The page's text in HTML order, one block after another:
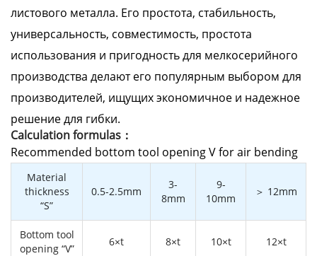
листового металла. Его простота, стабильность,
универсальность, совместимость, простота
использования и пригодность для мелкосерийного
производства делают его популярным выбором для
производителей, ищущих экономичное и надежное
решение для гибки.
Calculation formulas：
Recommended bottom tool opening V for air bending
Material
thickness
“S”
0.5-2.5mm
3-
8mm
9-
10mm
＞ 12mm
Bottom tool
opening “V”
6×t 8×t 10×t 12×t